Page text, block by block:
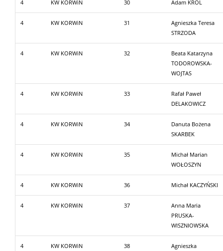
4 KW KORWiN 30 Adam KRÓL
4 KW KORWiN 31
Agnieszka Teresa
STRZODA
4 KW KORWiN 32
Beata Katarzyna
TODOROWSKA-
WOJTAS
4 KW KORWiN 33
Rafał Paweł
DELAKOWICZ
4 KW KORWiN 34
Danuta Bożena
SKARBEK
4 KW KORWiN 35
Michał Marian
WOŁOSZYN
4 KW KORWiN 36 Michał KACZYŃSKI
4 KW KORWiN 37
Anna Maria
PRUSKA-
WISZNIOWSKA
4 KW KORWiN 38
Agnieszka